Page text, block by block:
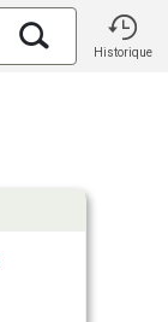
Historique